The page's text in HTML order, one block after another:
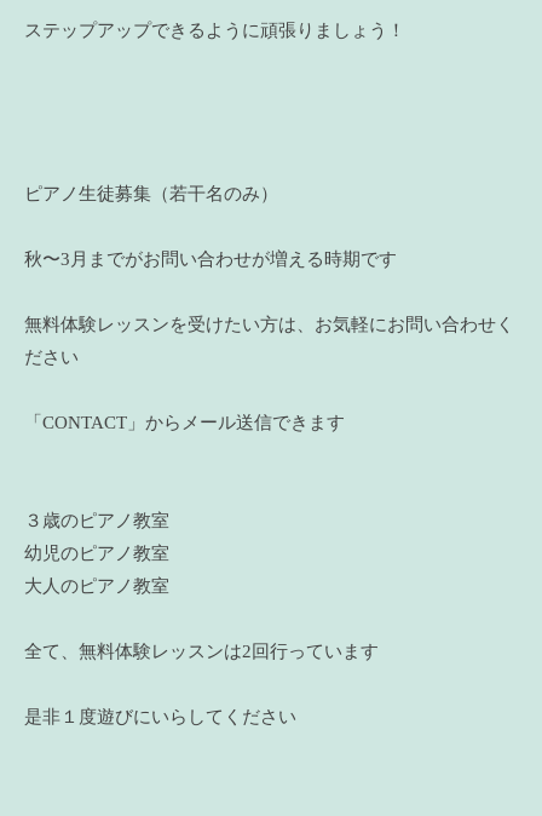
ステップアップできるように頑張りましょう！
ピアノ生徒募集（若干名のみ）
秋〜3月までがお問い合わせが増える時期です
無料体験レッスンを受けたい方は、お気軽にお問い合わせく
ださい
「CONTACT」からメール送信できます
３歳のピアノ教室
幼児のピアノ教室
大人のピアノ教室
全て、無料体験レッスンは2回行っています
是非１度遊びにいらしてください